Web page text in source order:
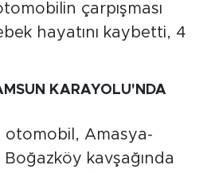
çarpışması
hayatını kaybetti, 4
KARAYOLU'NDA
otomobil, Amasya-
kavşağında